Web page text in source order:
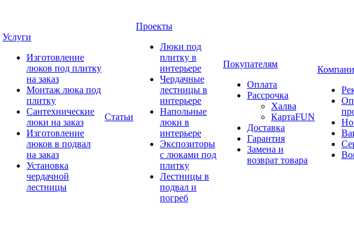
Услуги
Изготовление
люков под плитку
на заказ
Монтаж люка под
плитку
Сантехнические
люки на заказ
Изготовление
люков в подвал
на заказ
Установка
чердачной
лестницы
Статьи
Проекты
Люки под
плитку в
интерьере
Чердачные
лестницы в
интерьере
Напольные
люки в
интерьере
Экспозиторы
с люками под
плитку
Лестницы в
подвал и
погреб
Покупателям
Оплата
Рассрочка
Халва
КартаFUN
Доставка
Гарантия
Замена и
возврат товара